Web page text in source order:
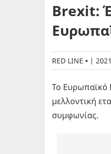
Brexit:
RED LINE |
Το Ευρωπαϊκό
μελλοντική
συμφωνίας.